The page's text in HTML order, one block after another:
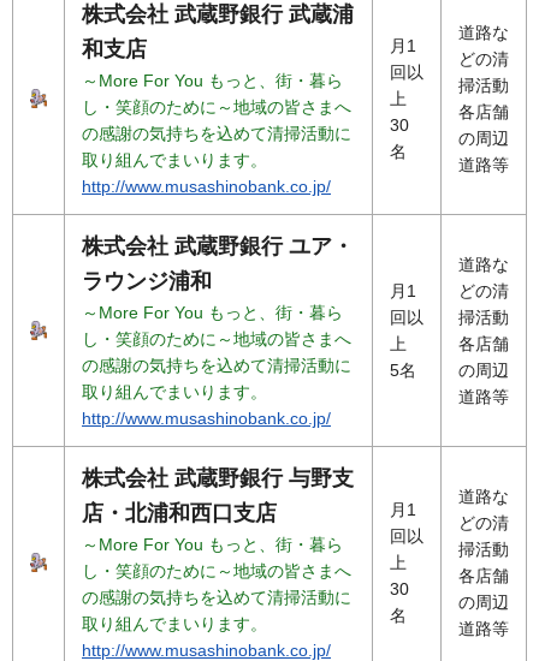
株式会社 武蔵野銀行 武蔵浦
和支店
～More For You もっと、街・暮ら
し・笑顔のために～地域の皆さまへ
の感謝の気持ちを込めて清掃活動に
取り組んでまいります。
http://www.musashinobank.co.jp/
月1
回以
上
30
名
道路な
どの清
掃活動
各店舗
の周辺
道路等
株式会社 武蔵野銀行 ユア・
ラウンジ浦和
～More For You もっと、街・暮ら
し・笑顔のために～地域の皆さまへ
の感謝の気持ちを込めて清掃活動に
取り組んでまいります。
http://www.musashinobank.co.jp/
月1
回以
上
5名
道路な
どの清
掃活動
各店舗
の周辺
道路等
株式会社 武蔵野銀行 与野支
店・北浦和西口支店
～More For You もっと、街・暮ら
し・笑顔のために～地域の皆さまへ
の感謝の気持ちを込めて清掃活動に
取り組んでまいります。
http://www.musashinobank.co.jp/
月1
回以
上
30
名
道路な
どの清
掃活動
各店舗
の周辺
道路等